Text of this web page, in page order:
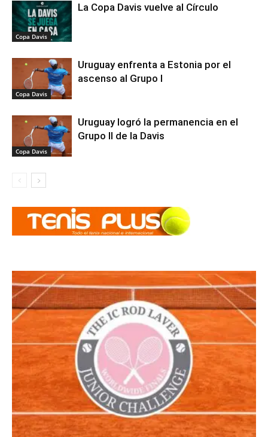
Copa Davis
La Copa Davis vuelve al Círculo
Copa Davis
Uruguay enfrenta a Estonia por el
ascenso al Grupo I
Copa Davis
Uruguay logró la permanencia en el
Grupo II de la Davis